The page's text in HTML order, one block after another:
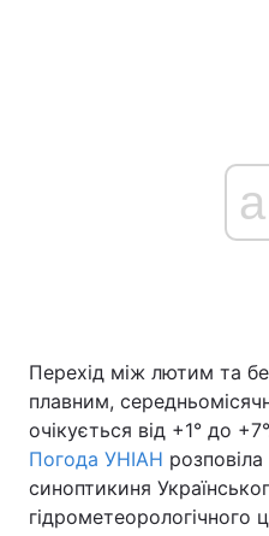
Перехід між лютим та
плавним,
очікується від +1° до
Погода УНІАН
синоптикиня
гідрометеорологічного